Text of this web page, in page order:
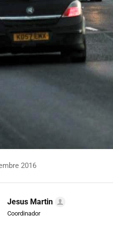
2016
Jesus Martin
Coordinador